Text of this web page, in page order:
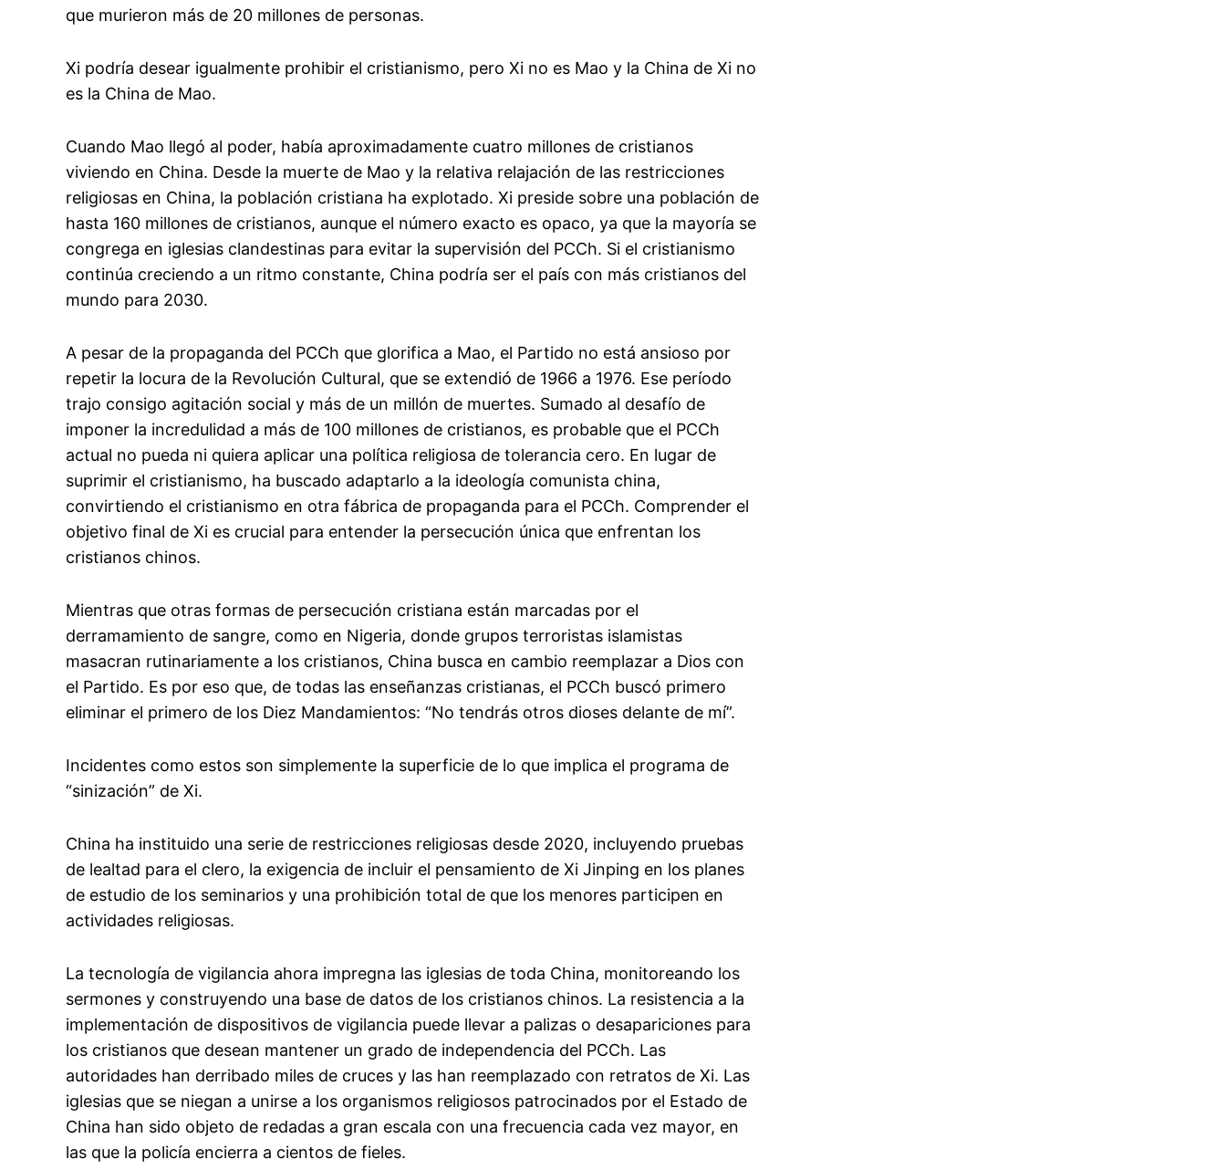
que murieron más de 20 millones de personas.
Xi podría desear igualmente prohibir el cristianismo, pero Xi no es Mao y la China de Xi no
es la China de Mao.
Cuando Mao llegó al poder, había aproximadamente cuatro millones de cristianos
viviendo en China. Desde la muerte de Mao y la relativa relajación de las restricciones
religiosas en China, la población cristiana ha explotado. Xi preside sobre una población de
hasta 160 millones de cristianos, aunque el número exacto es opaco, ya que la mayoría se
congrega en iglesias clandestinas para evitar la supervisión del PCCh. Si el cristianismo
continúa creciendo a un ritmo constante, China podría ser el país con más cristianos del
mundo para 2030.
A pesar de la propaganda del PCCh que glorifica a Mao, el Partido no está ansioso por
repetir la locura de la Revolución Cultural, que se extendió de 1966 a 1976. Ese período
trajo consigo agitación social y más de un millón de muertes. Sumado al desafío de
imponer la incredulidad a más de 100 millones de cristianos, es probable que el PCCh
actual no pueda ni quiera aplicar una política religiosa de tolerancia cero. En lugar de
suprimir el cristianismo, ha buscado adaptarlo a la ideología comunista china,
convirtiendo el cristianismo en otra fábrica de propaganda para el PCCh. Comprender el
objetivo final de Xi es crucial para entender la persecución única que enfrentan los
cristianos chinos.
Mientras que otras formas de persecución cristiana están marcadas por el
derramamiento de sangre, como en Nigeria, donde grupos terroristas islamistas
masacran rutinariamente a los cristianos, China busca en cambio reemplazar a Dios con
el Partido. Es por eso que, de todas las enseñanzas cristianas, el PCCh buscó primero
eliminar el primero de los Diez Mandamientos: “No tendrás otros dioses delante de mí”.
Incidentes como estos son simplemente la superficie de lo que implica el programa de
“sinización” de Xi.
China ha instituido una serie de restricciones religiosas desde 2020, incluyendo pruebas
de lealtad para el clero, la exigencia de incluir el pensamiento de Xi Jinping en los planes
de estudio de los seminarios y una prohibición total de que los menores participen en
actividades religiosas.
La tecnología de vigilancia ahora impregna las iglesias de toda China, monitoreando los
sermones y construyendo una base de datos de los cristianos chinos. La resistencia a la
implementación de dispositivos de vigilancia puede llevar a palizas o desapariciones para
los cristianos que desean mantener un grado de independencia del PCCh. Las
autoridades han derribado miles de cruces y las han reemplazado con retratos de Xi. Las
iglesias que se niegan a unirse a los organismos religiosos patrocinados por el Estado de
China han sido objeto de redadas a gran escala con una frecuencia cada vez mayor, en
las que la policía encierra a cientos de fieles.